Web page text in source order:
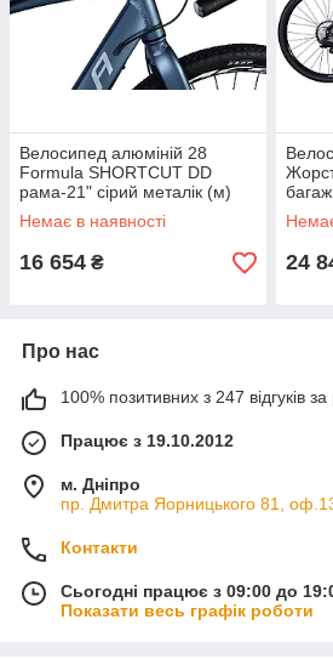
Велосипед алюміній 28
Formula SHORTCUT DD
рама-21" сірий металік (м)
2024
Немає в наявності
16 654 ₴ 24
Про нас
100% позитивних з 247 відгуків за
Працює з 19.10.2012
м. Дніпро
пр. Дмитра Яорницького 81,
Контакти
Сьогодні працює з 09:00 до
Показати весь графік роботи